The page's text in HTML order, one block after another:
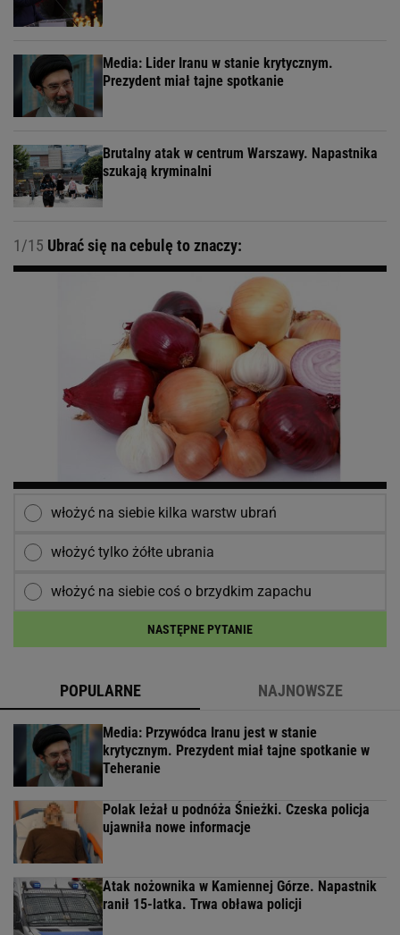
Media: Lider Iranu w stanie krytycznym.
Prezydent miał tajne spotkanie
Brutalny atak w centrum Warszawy. Napastnika
szukają kryminalni
1/15 Ubrać się na cebulę to znaczy:
włożyć na siebie kilka warstw ubrań
włożyć tylko żółte ubrania
włożyć na siebie coś o brzydkim zapachu
NASTĘPNE PYTANIE
POPULARNE NAJNOWSZE
Media: Przywódca Iranu jest w stanie
krytycznym. Prezydent miał tajne spotkanie w
Teheranie
Polak leżał u podnóża Śnieżki. Czeska policja
ujawniła nowe informacje
Atak nożownika w Kamiennej Górze. Napastnik
ranił 15-latka. Trwa obława policji